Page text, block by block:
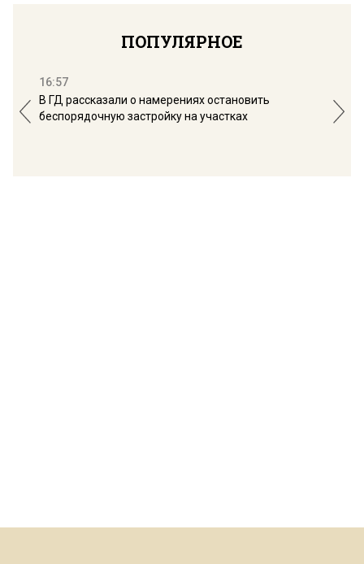
ПОПУЛЯРНОЕ
16:57
В ГД рассказали о намерениях остановить
беспорядочную застройку на участках